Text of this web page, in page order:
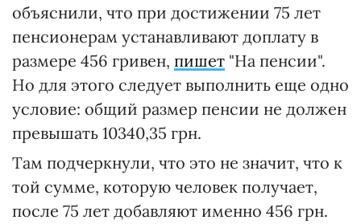
объяснили, что при достижении 75 лет
пенсионерам устанавливают доплату в
размере 456 гривен, пишет "На пенсии".
Но для этого следует выполнить еще одно
условие: общий размер пенсии не должен
превышать 10340,35 грн.
Там подчеркнули, что это не значит, что к
той сумме, которую человек получает,
после 75 лет добавляют именно 456 грн.